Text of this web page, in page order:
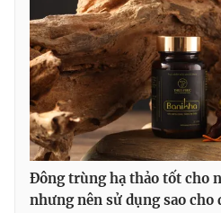
Đông trùng hạ thảo tốt cho
nhưng nên sử dụng sao cho